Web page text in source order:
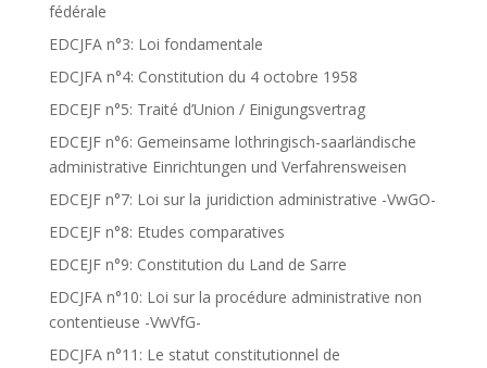
fédérale
EDCJFA n°3: Loi fondamentale
EDCJFA n°4: Constitution du 4 octobre 1958
EDCEJF n°5: Traité d’Union / Einigungsvertrag
EDCEJF n°6: Gemeinsame lothringisch-saarländische
administrative Einrichtungen und Verfahrensweisen
EDCEJF n°7: Loi sur la juridiction administrative -VwGO-
EDCEJF n°8: Etudes comparatives
EDCEJF n°9: Constitution du Land de Sarre
EDCJFA n°10: Loi sur la procédure administrative non
contentieuse -VwVfG-
EDCJFA n°11: Le statut constitutionnel de